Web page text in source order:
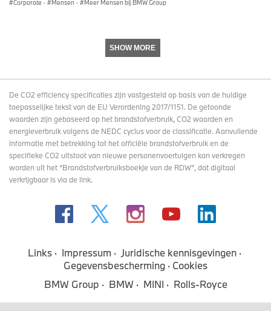
Corporate · Mensen · Meer Mensen bij BMW Group
SHOW MORE
De CO2 efficiency specificaties zijn vastgesteld op basis van de huidige
toepasselijke tekst van de EU Verordening 2017/1151. De getoonde
waarden zijn gebaseerd op het brandstofverbruik, CO2 waarden en
energieverbruik volgens de NEDC cyclus voor de classificatie. Aanvullende
informatie met betrekking tot het officiële brandstofverbruik en de
specifieke CO2 uitstoot van nieuwe personenvoertuigen kan verkregen
worden uit het “Brandstofverbruiksboekje van de RDW”, dat digitaal
verkrijgbaaris via de link.
Links Impressum
Juridische kennisgevingen
Gegevensbescherming
Cookies
BMW Group
BMW MINI Rolls-Royce